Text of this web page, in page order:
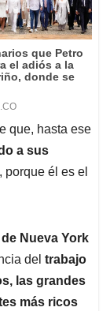
que, hasta ese
a sus
porque él es el
de Nueva York
del trabajo
las grandes
más ricos